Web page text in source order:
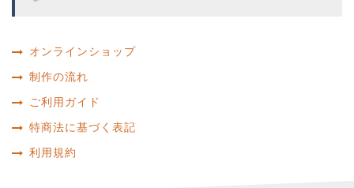
オンラインショップ
制作の流れ
ご利用ガイド
特商法に基づく表記
利用規約